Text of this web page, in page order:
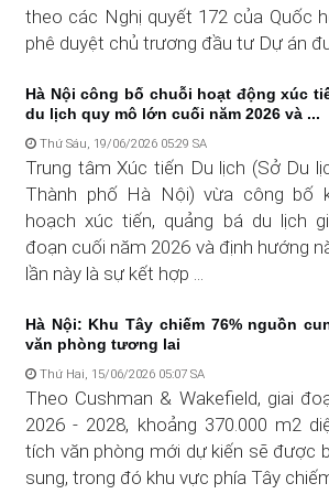
theo các Nghị quyết 172 của Quốc
phê duyệt chủ trương đầu tư Dự án
Hà Nội công bố chuỗi hoạt động xúc
du lịch quy mô lớn cuối năm 2026 và ...
Thứ Sáu, 19/06/2026 05:29 SA
Trung tâm Xúc tiến Du lịch (Sở Du
Thành phố Hà Nội) vừa công bố
hoạch xúc tiến, quảng bá du lịch
đoạn cuối năm 2026 và định hướng
lần này là sự kết hợp ...
Hà Nội: Khu Tây chiếm 76% nguồn
văn phòng tương lai
Thứ Hai, 15/06/2026 05:07 SA
Theo Cushman & Wakefield, giai
2026 - 2028, khoảng 370.000 m2
tích văn phòng mới dự kiến sẽ được
sung, trong đó khu vực phía Tây